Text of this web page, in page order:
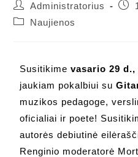
Administratorius
Naujienos
Susitikimevasario 29
jaukiam pokalbiui su
muzikos pedagoge,
oficialiai ir poete!
autorės debiutinė
Renginio moderatorė